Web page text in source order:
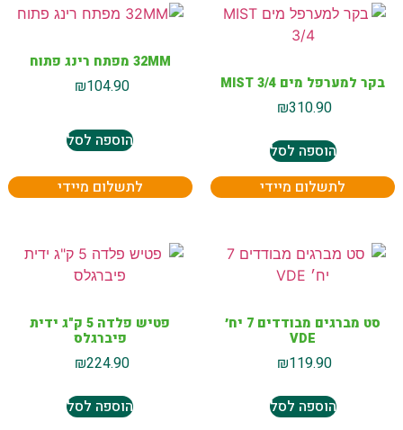
בקר למערפל מים MIST 3/4
₪310.90
הוספה לסל
לתשלום מיידי
32MM מפתח רינג פתוח
₪104.90
הוספה לסל
לתשלום מיידי
סט מברגים מבודדים 7 יח׳
VDE
₪119.90
הוספה לסל
פטיש פלדה 5 ק"ג ידית
פיברגלס
₪224.90
הוספה לסל